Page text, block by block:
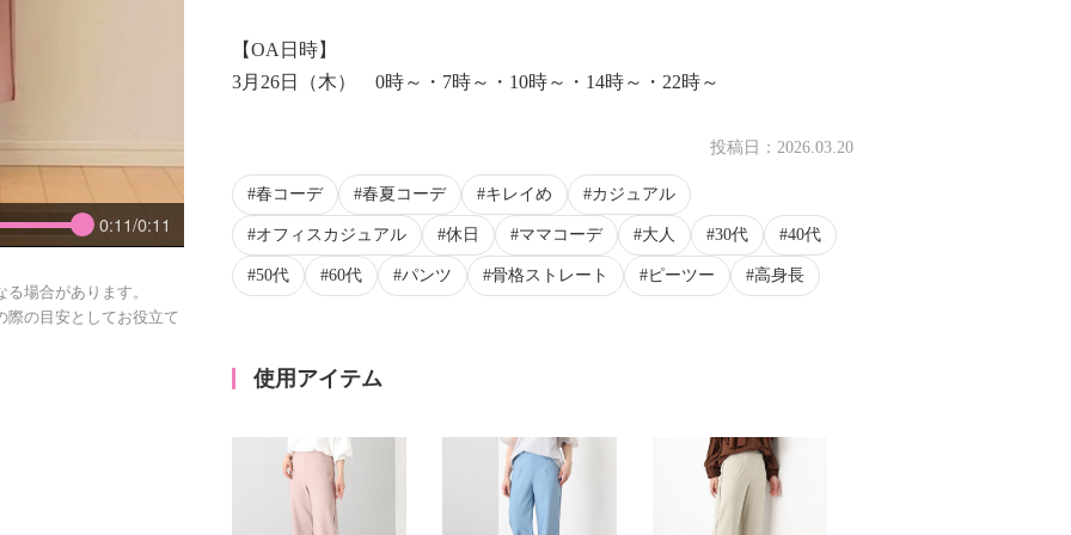
0:11/0:11
場合があります。
の目安としてお役立て
【OA日時】
3月26日（木） 0時～・7時～・10時～・14時～・22時～
投稿日： 2026.03.20
春コーデ 春夏コーデ キレイめ カジュアル
オフィスカジュアル 休日 ママコーデ 大人 30代 40代
50代 60代 パンツ 骨格ストレート ピーツー 高身長
使用アイテム